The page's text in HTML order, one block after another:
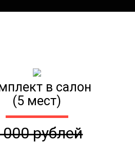
в салон
(5 мест)
000 рублей